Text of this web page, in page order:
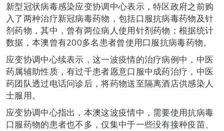
新型冠状病毒感染应变协调中心表示，特区政府之前购
入了两种治疗新冠病毒药物，包括口服抗病毒药物及针
剂药物，其中，曾有两位病人使用针剂药物；根据统计
数据，本澳曾有200多名患者曾使用口服抗病毒药物。
应变协调中心续表示，这一波疫情的治疗病例中，中医
药属辅助性质，有过千患者愿意口服中成药治疗，中医
药团队透过电话问诊后，将药物送至隔离酒店供感染人
士服用。
应变协调中心指出，本澳这波疫情中，需要使用抗病毒
口服药物的患者也不多，仅集中于一些没有接种疫苗、